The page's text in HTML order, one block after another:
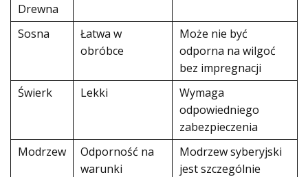
Drewna
Sosna
Łatwa w
obróbce
Może nie być
odporna na wilgoć
bez impregnacji
Świerk
Lekki
Wymaga
odpowiedniego
zabezpieczenia
Modrzew
Odporność na
warunki
Modrzew syberyjski
jest szczególnie